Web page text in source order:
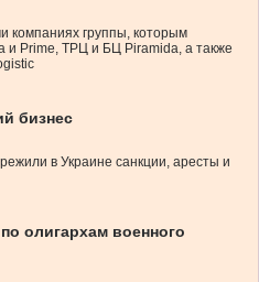
компаниях группы, которым
и Prime, ТРЦ и БЦ Piramida, а также
бизнес
в Украине санкции, аресты и
олигархам военного